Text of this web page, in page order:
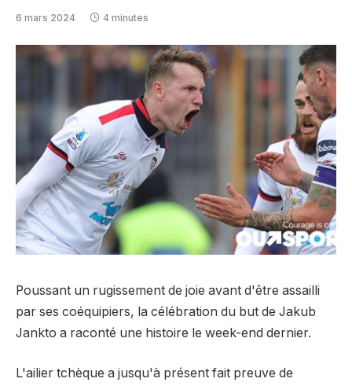
6 mars 2024 4 minutes
Poussant un rugissement de joie avant d'être assailli
par ses coéquipiers, la célébration du but de Jakub
Jankto a raconté une histoire le week-end dernier.
L'ailier tchèque a jusqu'à présent fait preuve de